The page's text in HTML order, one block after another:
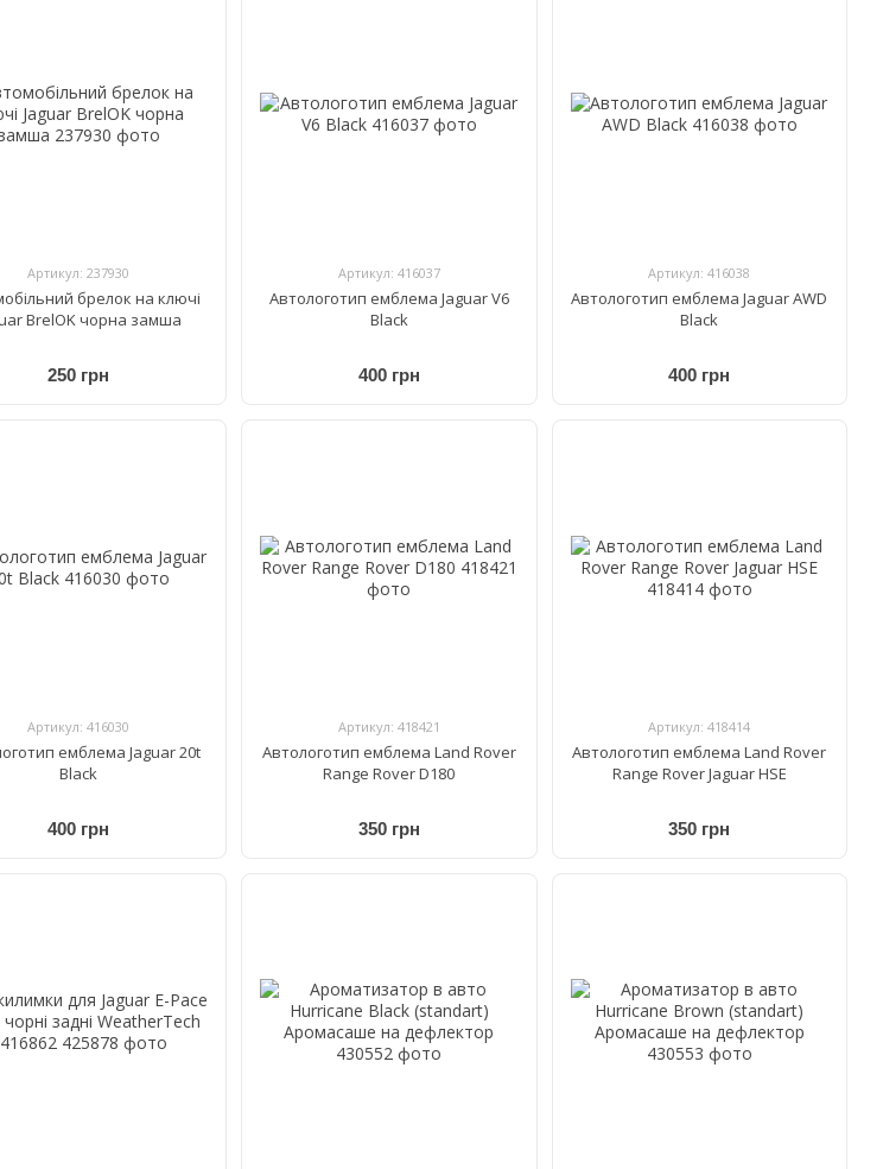
Артикул: 237930
брелок на ключі
BrelOK чорна замша
250 грн
Артикул: 416037
Автологотип емблема Jaguar V6
Black
400 грн
Артикул: 416038
Автологотип емблема Jaguar AWD
Black
400 грн
Артикул: 416030
емблема Jaguar 20t
Black
400 грн
Артикул: 418421
Автологотип емблема Land Rover
Range Rover D180
350 грн
Артикул: 418414
Автологотип емблема Land Rover
Range Rover Jaguar HSE
350 грн